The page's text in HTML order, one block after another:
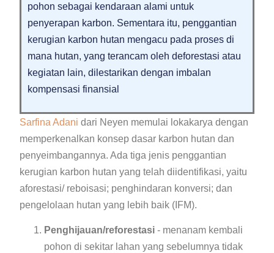
pohon sebagai kendaraan alami untuk
penyerapan karbon. Sementara itu, penggantian
kerugian karbon hutan mengacu pada proses di
mana hutan, yang terancam oleh deforestasi atau
kegiatan lain, dilestarikan dengan imbalan
kompensasi finansial
Sarfina Adani dari Neyen memulai lokakarya dengan
memperkenalkan konsep dasar karbon hutan dan
penyeimbangannya. Ada tiga jenis penggantian
kerugian karbon hutan yang telah diidentifikasi, yaitu
aforestasi/ reboisasi; penghindaran konversi; dan
pengelolaan hutan yang lebih baik (IFM).
Penghijauan/reforestasi - menanam kembali
pohon di sekitar lahan yang sebelumnya tidak